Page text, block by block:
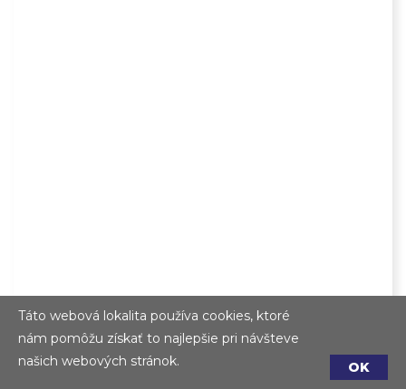
Táto webová lokalita používa cookies, ktoré
nám pomôžu získať to najlepšie pri návšteve
našich webových stránok.
OK
Zásobník GASTRO TABLE TOP